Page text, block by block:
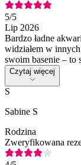
5/5
Lip 2026
Bardzo ładne
widziałem w
swoim basenie – to
Czytaj więcej
S
Sabine S
Rodzina
Zweryfikowana